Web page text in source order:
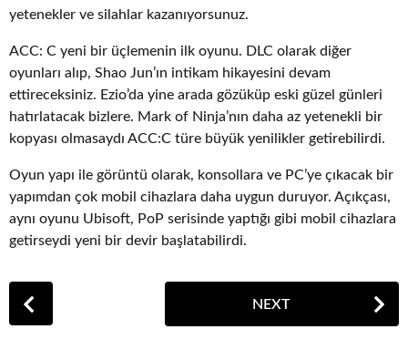
yetenekler ve silahlar kazanıyorsunuz.
ACC: C yeni bir üçlemenin ilk oyunu. DLC olarak diğer
oyunları alıp, Shao Jun’ın intikam hikayesini devam
ettireceksiniz. Ezio’da yine arada gözüküp eski güzel günleri
hatırlatacak bizlere. Mark of Ninja’nın daha az yetenekli bir
kopyası olmasaydı ACC:C türe büyük yenilikler getirebilirdi.
Oyun yapı ile görüntü olarak, konsollara ve PC’ye çıkacak bir
yapımdan çok mobil cihazlara daha uygun duruyor. Açıkçası,
aynı oyunu Ubisoft, PoP serisinde yaptığı gibi mobil cihazlara
getirseydi yeni bir devir başlatabilirdi.
NEXT